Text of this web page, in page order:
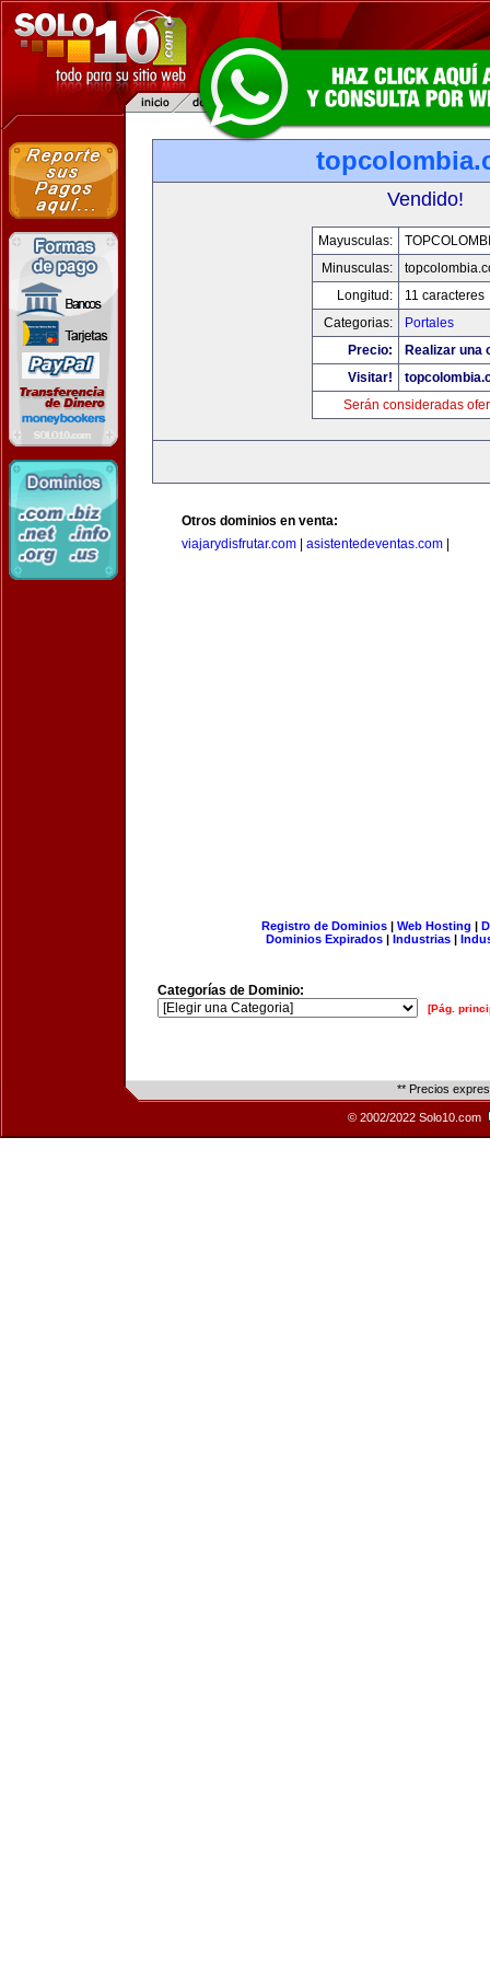
Vendido!
Mayusculas:
Minusculas:
Longitud:
11 caracteres
Categorias:
Portales
Precio:
Realizar una
Visitar!
Serán consideradas
Otros dominios en venta:
viajarydisfrutar.com
asistentedeventas.com
Registro de Dominios| Web Hosting |
Dominios Expirados | Industrias |
Categorías de Dominio:
[Pág.
** Precios
© 2002/2022 Solo10.com